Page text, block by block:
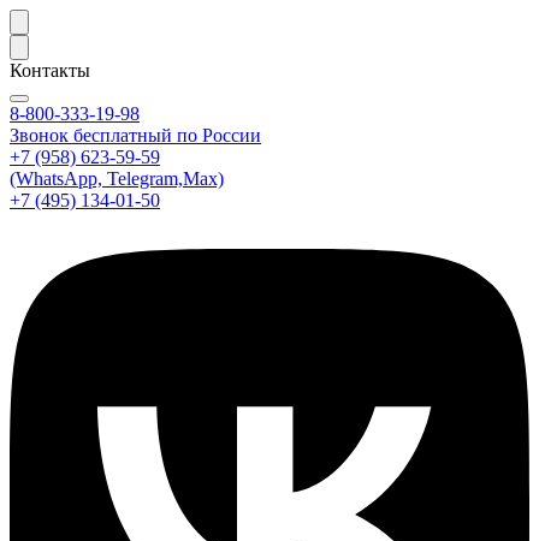
Контакты
8-800-333-19-98
Звонок бесплатный по России
+7 (958) 623-59-59
(WhatsApp, Telegram,Max)
+7 (495) 134-01-50